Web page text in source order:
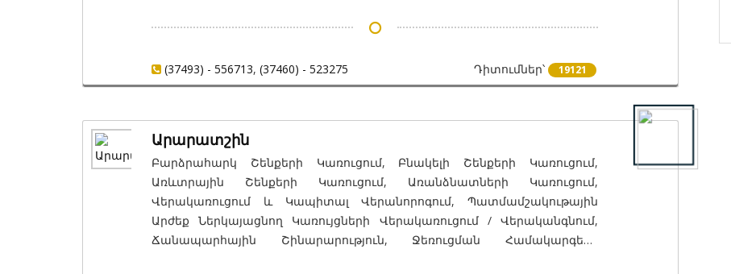
(03.08), 03.09. Տրանսպորտային Ուղիներ (Ավտոմոբիլային Ճանապարհներ
Կառուցվածքներ՝ Կամուրջներ / Թունելներ / Ուղեանցներ / Էստակադաներ
/ Հենապատեր և Այլն), Դաս 2 (03.09)
Դիտումներ՝ 19121
(37493) - 556713, (37460) - 523275
Արարատշին
Բարձրահարկ Շենքերի Կառուցում, Բնակելի Շենքերի Կառուցում,
Առևտրային Շենքերի Կառուցում, Առանձնատների Կառուցում,
Վերակառուցում և Կապիտալ Վերանորոգում, Պատմամշակութային
Արժեք Ներկայացնող Կառույցների Վերակառուցում / Վերականգնում,
Ճանապարհային Շինարարություն, Ջեռուցման Համակարգերի